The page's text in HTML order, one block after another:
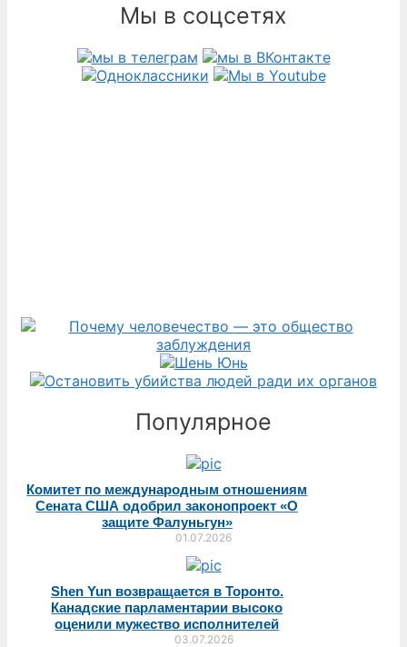
Мы в соцсетях
Популярное
Комитет по международным отношениям
Сената США одобрил законопроект «О
защите Фалуньгун»
01.07.2026
Shen Yun возвращается в Торонто.
Канадские парламентарии высоко
оценили мужество исполнителей
03.07.2026